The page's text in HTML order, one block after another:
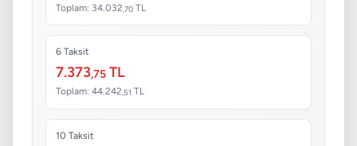
Toplam: 34.032 ,70 TL
6 Taksit
7.373,75 TL
Toplam: 44.242,51 TL
10 Taksit